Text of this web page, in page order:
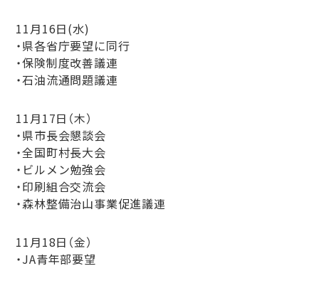
11月16日(水)
・県各省庁要望に同行
・保険制度改善議連
・石油流通問題議連
11月17日（木）
・県市長会懇談会
・全国町村長大会
・ビルメン勉強会
・印刷組合交流会
・森林整備治山事業促進議連
11月18日（金）
・JA青年部要望